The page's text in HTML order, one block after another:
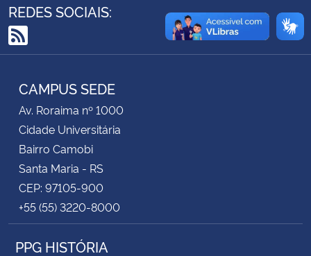
Controladoria-Geral da União
Secretaria-Geral
Secretaria de Governo
Gabinete de Segurança Institucional
REDES SOCIAIS:
RSS
CAMPUS SEDE
Av. Roraima nº 1000
Cidade Universitária
Bairro Camobi
Santa Maria - RS
CEP: 97105-900
+55 (55) 3220-8000
PPG HISTÓRIA